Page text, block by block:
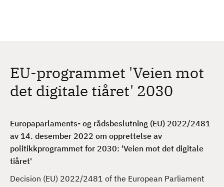
EU-programmet 'Veien mot
det digitale tiåret' 2030
Europaparlaments- og rådsbeslutning (EU) 2022/2481
av 14. desember 2022 om opprettelse av
politikkprogrammet for 2030: 'Veien mot det digitale
tiåret'
Decision (EU) 2022/2481 of the European Parliament